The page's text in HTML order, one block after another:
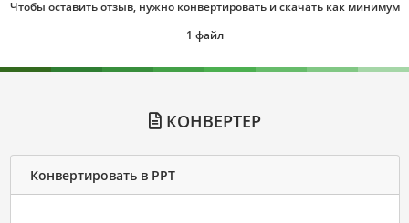
Чтобы оставить отзыв, нужно конвертировать и скачать как минимум
1 файл
КОНВЕРТЕР
Конвертировать в PPT